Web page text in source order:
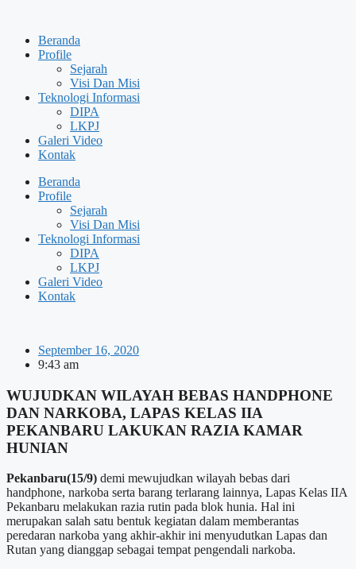
contentBeranda
Profile
Sejarah
Visi Dan Misi
Teknologi Informasi
DIPA
LKPJ
Galeri Video
Kontak
Beranda
Profile
Sejarah
Visi Dan Misi
Teknologi Informasi
DIPA
LKPJ
Galeri Video
Kontak
September 16, 2020
9:43 am
WUJUDKAN WILAYAH BEBAS HANDPHONE
DAN NARKOBA, LAPAS KELAS IIA
PEKANBARU LAKUKAN RAZIA KAMAR
HUNIAN
Pekanbaru(15/9) demi mewujudkan wilayah bebas dari
handphone, narkoba serta barang terlarang lainnya, Lapas Kelas IIA
Pekanbaru melakukan razia rutin pada blok hunia. Hal ini
merupakan salah satu bentuk kegiatan dalam memberantas
peredaran narkoba yang akhir-akhir ini menyudutkan Lapas dan
Rutan yang dianggap sebagai tempat pengendali narkoba.